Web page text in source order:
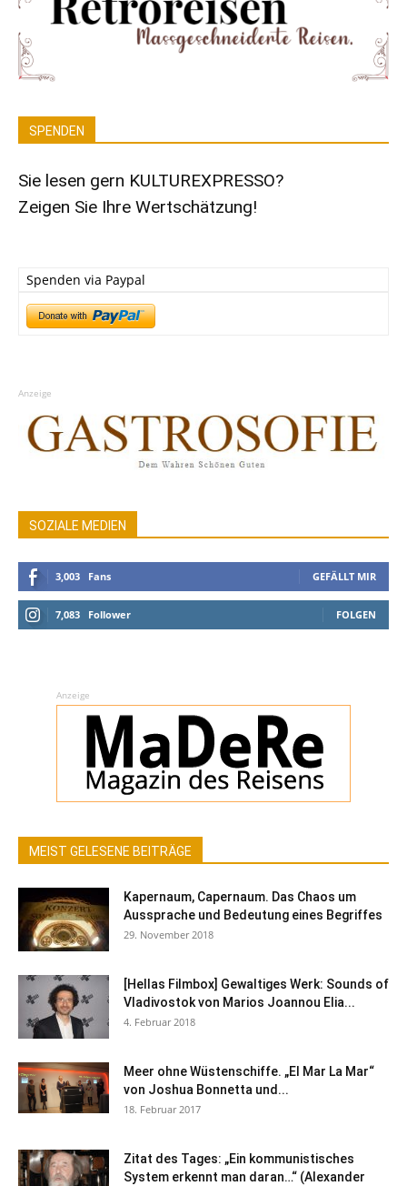
SPENDEN
Sie lesen gern KULTUREXPRESSO?
Zeigen Sie Ihre Wertschätzung!
Spenden via Paypal
Anzeige
SOZIALE MEDIEN
3,003 Fans GEFÄLLT MIR
7,083 Follower FOLGEN
Anzeige
MEIST GELESENE BEITRÄGE
Kapernaum, Capernaum. Das Chaos um
Aussprache und Bedeutung eines Begriffes
29. November 2018
[Hellas Filmbox] Gewaltiges Werk: Sounds of
Vladivostok von Marios Joannou Elia...
4. Februar 2018
Meer ohne Wüstenschiffe. „El Mar La Mar“
von Joshua Bonnetta und...
18. Februar 2017
Zitat des Tages: „Ein kommunistisches
System erkennt man daran…“ (Alexander